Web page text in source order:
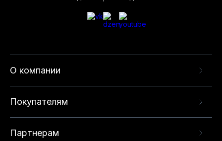
О компании
Покупателям
Партнерам